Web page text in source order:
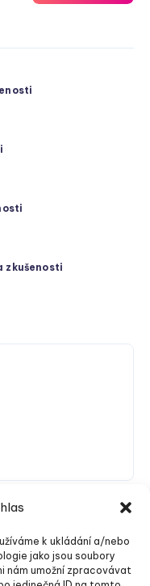
k ukládání a/nebo
jako jsou soubory
nám umožní zpracovávat
zkušenosti